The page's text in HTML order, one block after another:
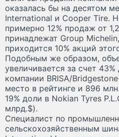
оказалась бы на десятом
International и Cooper Tire.
примерно 12% продаж от
принадлежат Group
приходится 10% акций
Подобным же образом,
увеличивается за счет
компании BRISA/
место в рейтинге и 896
19% доли в Nokian Tyres
млрд.$).
Специалист по
сельскохозяйственным